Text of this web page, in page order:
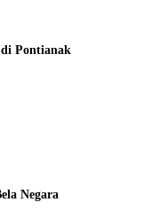
Pontianak
Negara